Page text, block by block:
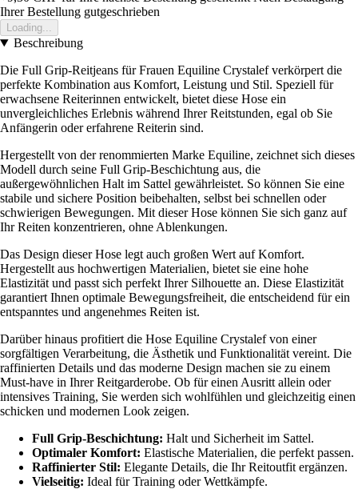
Ihrer Bestellung gutgeschrieben
Loading...
Beschreibung
Die Full Grip-Reitjeans für Frauen Equiline Crystalef verkörpert die
perfekte Kombination aus Komfort, Leistung und Stil. Speziell für
erwachsene Reiterinnen entwickelt, bietet diese Hose ein
unvergleichliches Erlebnis während Ihrer Reitstunden, egal ob Sie
Anfängerin oder erfahrene Reiterin sind.
Hergestellt von der renommierten Marke Equiline, zeichnet sich dieses
Modell durch seine Full Grip-Beschichtung aus, die
außergewöhnlichen Halt im Sattel gewährleistet. So können Sie eine
stabile und sichere Position beibehalten, selbst bei schnellen oder
schwierigen Bewegungen. Mit dieser Hose können Sie sich ganz auf
Ihr Reiten konzentrieren, ohne Ablenkungen.
Das Design dieser Hose legt auch großen Wert auf Komfort.
Hergestellt aus hochwertigen Materialien, bietet sie eine hohe
Elastizität und passt sich perfekt Ihrer Silhouette an. Diese Elastizität
garantiert Ihnen optimale Bewegungsfreiheit, die entscheidend für ein
entspanntes und angenehmes Reiten ist.
Darüber hinaus profitiert die Hose Equiline Crystalef von einer
sorgfältigen Verarbeitung, die Ästhetik und Funktionalität vereint. Die
raffinierten Details und das moderne Design machen sie zu einem
Must-have in Ihrer Reitgarderobe. Ob für einen Ausritt allein oder
intensives Training, Sie werden sich wohlfühlen und gleichzeitig einen
schicken und modernen Look zeigen.
Full Grip-Beschichtung: Halt und Sicherheit im Sattel.
Optimaler Komfort: Elastische Materialien, die perfekt passen.
Raffinierter Stil: Elegante Details, die Ihr Reitoutfit ergänzen.
Vielseitig: Ideal für Training oder Wettkämpfe.